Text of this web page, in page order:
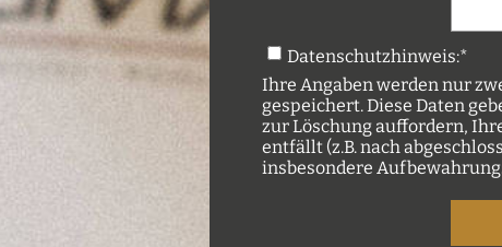
Datenschutzhinweis:*
Ihre Angaben werden nur
gespeichert. Diese Daten
zur Löschung auffordern,
entfällt (z.B. nach
insbesondere